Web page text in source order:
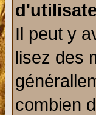
Il peut y
lisez des
combien